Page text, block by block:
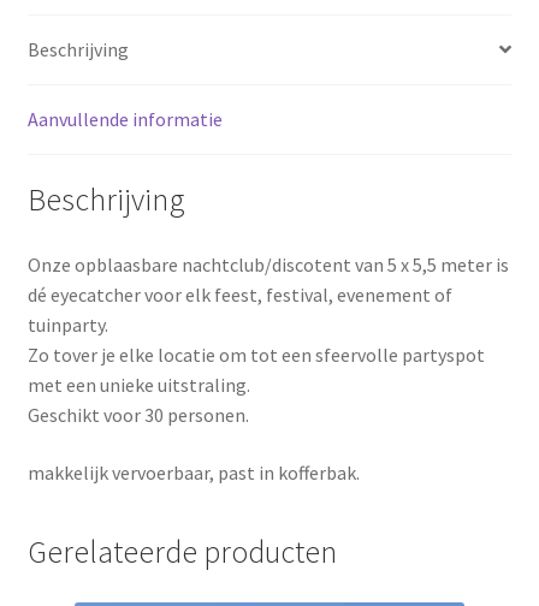
Beschrijving
Aanvullende informatie
Beschrijving
Onze opblaasbare nachtclub/discotent van 5 x 5,5 meter is
dé eyecatcher voor elk feest, festival, evenement of
tuinparty.
Zo tover je elke locatie om tot een sfeervolle partyspot
met een unieke uitstraling.
Geschikt voor 30 personen.
makkelijk vervoerbaar, past in kofferbak.
Gerelateerde producten